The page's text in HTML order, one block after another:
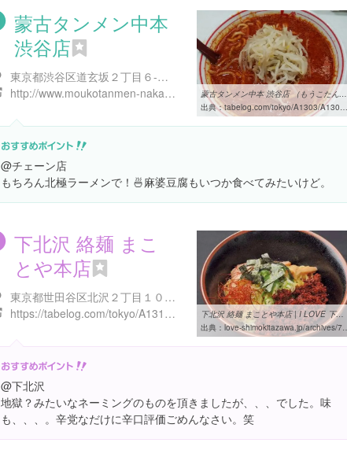
蒙古タンメン中本
渋谷店
東京都渋谷区道玄坂２丁目６-１７ TOHOシネマズ渋谷 B2F
http://www.moukotanmen-nakamoto.com/n_company
蒙古タンメン中本 渋谷店 （もうこたんめんなかもと） - 渋谷/ラーメン ...
出典：tabelog.com/tokyo/A1303/A130301/13094387
@チェーン店
もちろん北極ラーメンで！🍜麻婆豆腐もいつか食べてみたいけど。
下北沢 絡麺 まこ
とや本店
東京都世田谷区北沢２丁目１０-１８ 下北沢ハイタウン 1F
https://tabelog.com/tokyo/A1318/A131802/13184894/
下北沢 絡麺 まことや本店 | I LOVE 下北沢
出典： love-shimokitazawa.jp/archives/7805
@下北沢
地獄？みたいなネーミングのものを頂きましたが、、、でした。味
も、、、。辛党なだけに辛口評価ごめんなさい。笑